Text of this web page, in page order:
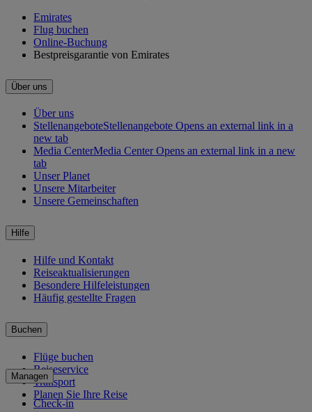
Emirates
Flug buchen
Online-Buchung
Bestpreisgarantie von Emirates
Über uns
Über uns
StellenangeboteStellenangebote Opens an external link in a
new tab
Media CenterMedia Center Opens an external link in a new
tab
Unser Planet
Unsere Mitarbeiter
Unsere Gemeinschaften
Hilfe
Hilfe und Kontakt
Reiseaktualisierungen
Besondere Hilfeleistungen
Häufig gestellte Fragen
Buchen
Flüge buchen
Reiseservice
Transport
Planen Sie Ihre Reise
Managen
Check-in